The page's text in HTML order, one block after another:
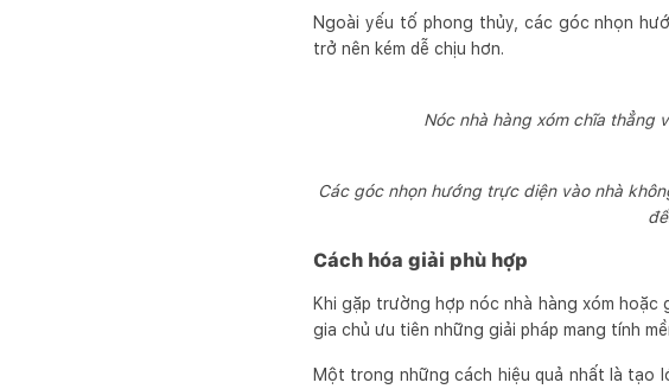
Ngoài yếu tố phong thủy, các góc nhọn
trở nên kém dễ chịu hơn.
Nóc nhà hàng xóm chĩa thẳng
Các góc nhọn hướng trực diện vào nhà
Cách hóa giải phù hợp
Khi gặp trường hợp nóc nhà hàng xóm
gia chủ ưu tiên những giải pháp mang tính
Một trong những cách hiệu quả nhất là tạo